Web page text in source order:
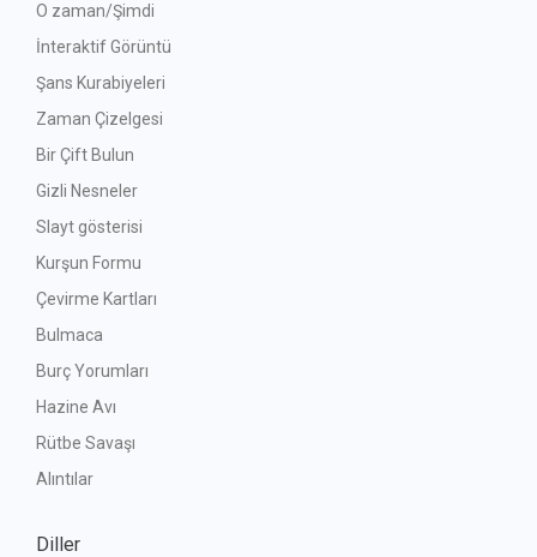
O zaman/Şimdi
İnteraktif Görüntü
Şans Kurabiyeleri
Zaman Çizelgesi
Bir Çift Bulun
Gizli Nesneler
Slayt gösterisi
Kurşun Formu
Çevirme Kartları
Bulmaca
Burç Yorumları
Hazine Avı
Rütbe Savaşı
Alıntılar
Diller